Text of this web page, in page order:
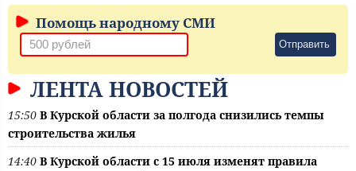
Помощь народному СМИ
Отправить
ЛЕНТА НОВОСТЕЙ
15:50 В Курской области за полгода снизились темпы
строительства жилья
14:40 В Курской области с 15 июля изменят правила